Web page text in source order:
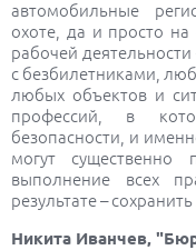
автомобильные
охоте, да и просто
рабочей
с безбилетниками,
любых объектов и
профессий, в
безопасности, и
могут существенно
выполнение всех
результате –
Никита Иванчев,